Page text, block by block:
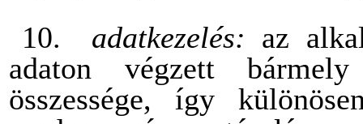
10.
adatkezelés: az
adaton végzett
összessége, így